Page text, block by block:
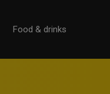
Food & drinks